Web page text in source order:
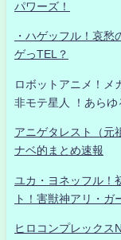
パワーズ！
・ハゲッフル！哀
ゲっTEL？
ロボットアニメ！メ
非モテ星人 ！あらゆ
アニゲタレスト（
ナベ的まとめ速報
ユカ・ヨネッフル！
ト！害獣神アリ・ガ
ヒロコンプレックス